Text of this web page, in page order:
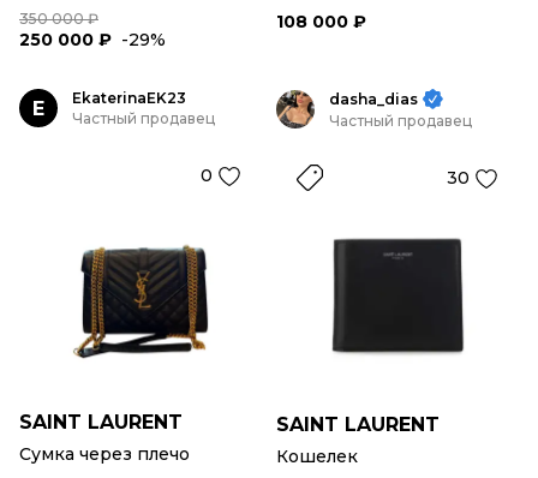
350 000 ₽
250 000 ₽ -29%
108 000 ₽
E
EkaterinaEK23
Частный продавец
0
SAINT LAURENT
Сумка через плечо
dasha_dias
Частный продавец
30
SAINT LAURENT
Кошелек